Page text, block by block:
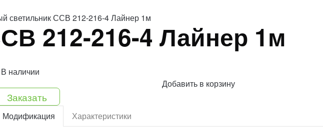
светильник ССВ 212-216-4 Лайнер 1м
212-216-4 Лайнер 1м
В наличии
Заказать
Добавить в корзину
Модификация Характеристики